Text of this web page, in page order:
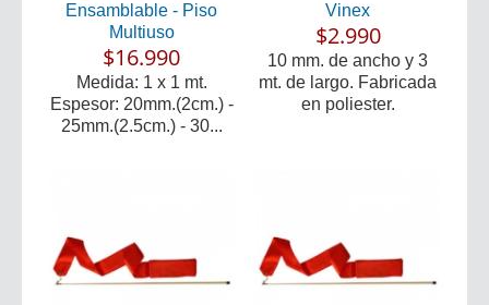
Ensamblable - Piso
Multiuso
$16.990
Medida: 1 x 1 mt.
Espesor: 20mm.(2cm.) -
25mm.(2.5cm.) - 30...
Vinex
$2.990
10 mm. de ancho y 3
mt. de largo. Fabricada
en poliester.